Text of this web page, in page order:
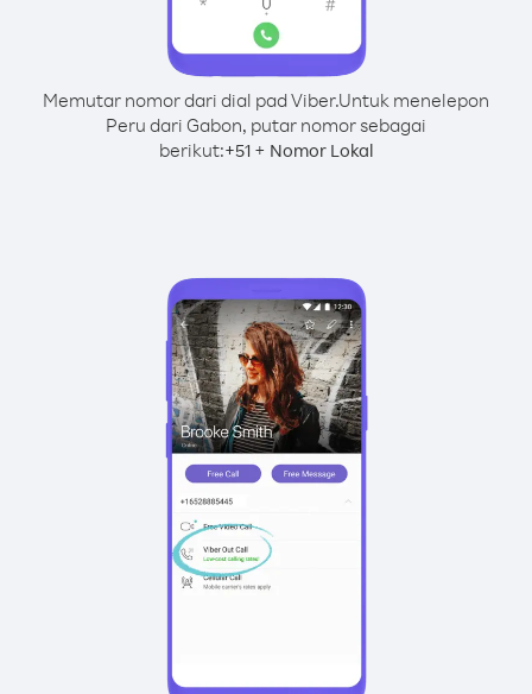
Memutar nomor dari dial pad Viber.Untuk menelepon
Peru dari Gabon, putar nomor sebagai
berikut:+51+ Nomor Lokal